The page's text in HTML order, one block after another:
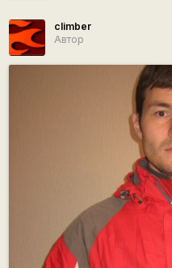
climber
Автор